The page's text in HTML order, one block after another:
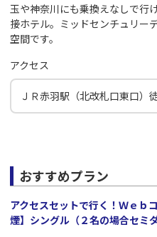
玉や神奈川にも乗換えなしで行
接ホテル。ミッドセンチュリー
空間です。
アクセス
ＪＲ赤羽駅（北改札口東口）
おすすめプラン
アクセスセットで行く！Ｗｅｂ
煙】シングル（２名の場合セミ